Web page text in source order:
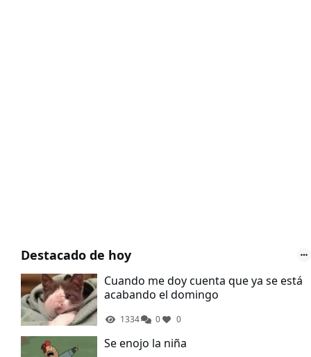
Destacado de hoy
Cuando me doy cuenta que ya se está
acabando el domingo
1334 0 0
Se enojo la niña